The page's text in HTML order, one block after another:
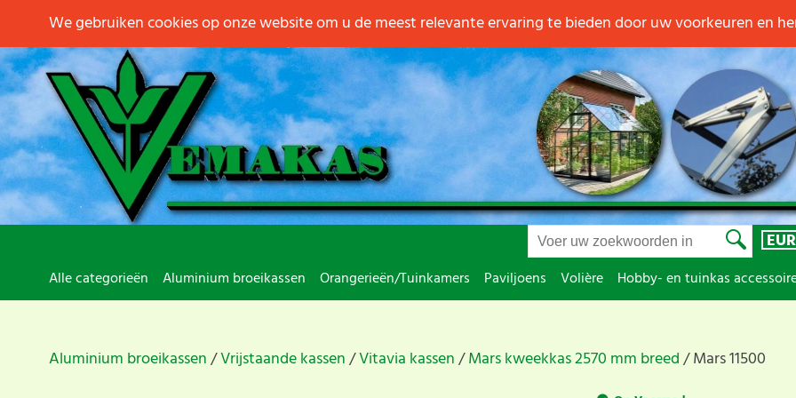
EUR
Alle categorieën Aluminium broeikassen Orangerieën/Tuinkamers Paviljoens Volière Hobby- en tuinkas
Aluminium broeikassen Vrijstaande kassen Vitavia kassen Mars kweekkas 2570 mm breed Mars 11500
We gebruiken cookies op onze website om u de meest relevante ervaring te bieden door uw voorkeuren en